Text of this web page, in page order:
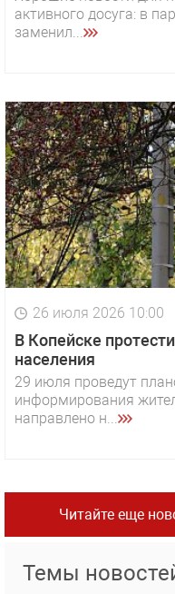
активного досуга: в
заменил...
26 июля 2026 10:00
В Копейске
населения
29 июля проведут
информирования
направлено н...
Читайте еще
Темы